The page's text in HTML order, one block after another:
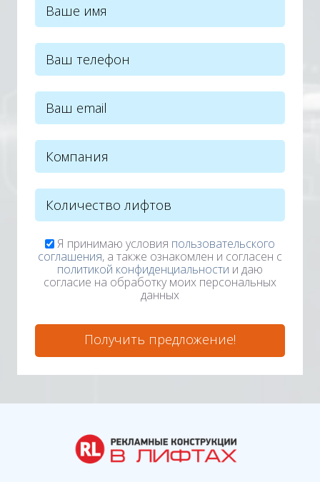
Я принимаю условия пользовательского
соглашения, а также ознакомлен и согласен с
политикой конфиденциальности и даю
согласие на обработку моих персональных
данных
Получить предложение!